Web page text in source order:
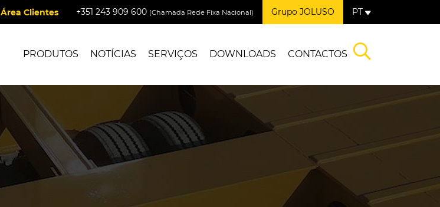
Área Clientes +351 243 909 600 (Chamada Rede Fixa Nacional) Grupo JOLUSO PT
PRODUTOS NOTÍCIAS SERVIÇOS DOWNLOADS CONTACTOS